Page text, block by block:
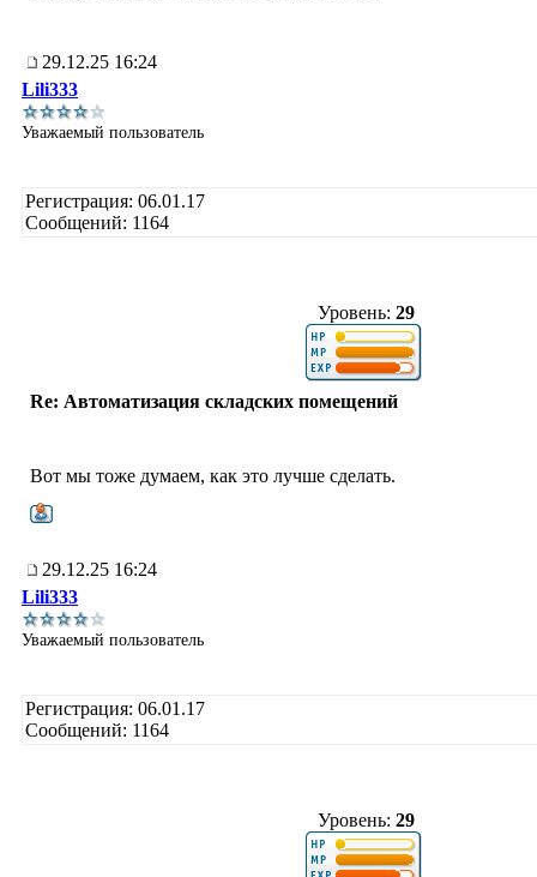
29.12.25 16:24
Lili333
Уважаемый пользователь
Регистрация: 06.01.17
Сообщений: 1164
Уровень: 29
Re: Автоматизация складских помещений
Вот мы тоже думаем, как это лучше сделать.
29.12.25 16:24
Lili333
Уважаемый пользователь
Регистрация: 06.01.17
Сообщений: 1164
Уровень: 29